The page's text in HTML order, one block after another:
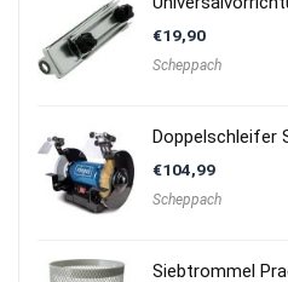
€19,90
Scheppach
Doppelschleifer
€104,99
Scheppach
Siebtrommel